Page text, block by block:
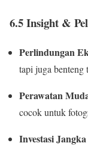
6.5 Insight &
Perlindungan
tapi juga benteng
Perawatan
cocok untuk
Investasi